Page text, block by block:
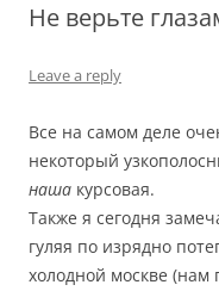
Не верьте
Leave a reply
Все на самом деле
некоторый
наша курсовая.
Также я сегодня
гуляя по изрядно
холодной москве (нам